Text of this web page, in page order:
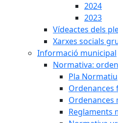
2024
2023
Vídeactes dels
Xarxes socials
Informació municipal
Normativa:
Pla Normatiu
Ordenances
Ordenances
Reglaments